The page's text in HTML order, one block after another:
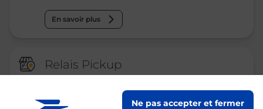
Ne pas accepter et fermer
En savoir plus
Relais Pickup
CONSIGNE INTERMARCHE
AIGREFEUILLE